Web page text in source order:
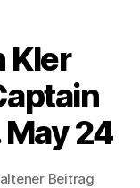
Kler
24
Beitrag